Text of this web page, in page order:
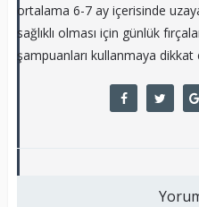
ortalama 6-7 ay içerisinde
sağlıklı olması için günlük
şampuanları kullanmaya dikkat